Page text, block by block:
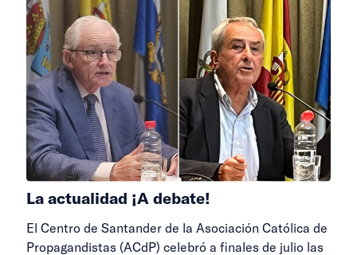
La actualidad ¡A debate!
El Centro de Santander de la Asociación Católica de
Propagandistas (ACdP) celebró a finales de julio las